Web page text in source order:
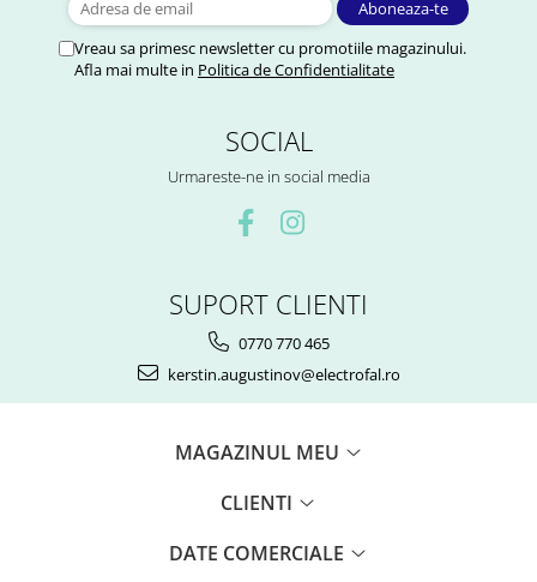
Vreau sa primesc newsletter cu promotiile magazinului.
Afla mai multe in Politica de Confidentialitate
SOCIAL
Urmareste-ne in social media
SUPORT CLIENTI
0770 770 465
kerstin.augustinov@electrofal.ro
MAGAZINUL MEU
CLIENTI
DATE COMERCIALE